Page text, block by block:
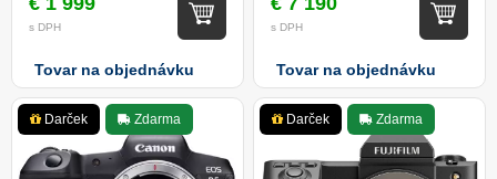
s DPH
Tovar na objednávku
s DPH
Tovar na objednávku
Darček Zdarma Darček Zdarma